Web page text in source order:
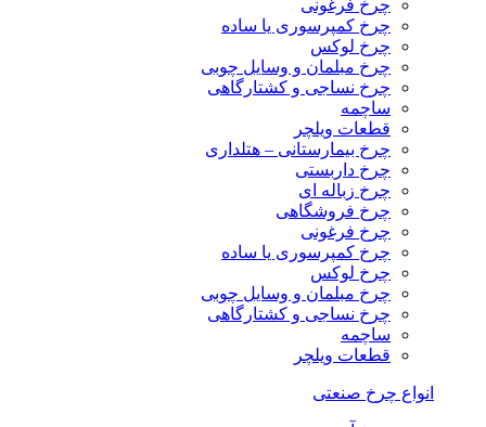
چرخ فرغونی
چرخ کمپرسوری یا ساده
چرخ لوکس
چرخ مبلمان و وسایل چوبی
چرخ نساجی و کشتارگاهی
ساچمه
قطعات ویلچر
چرخ بیمارستانی – هتلداری
چرخ داربستی
چرخ زباله ای
چرخ فروشگاهی
چرخ فرغونی
چرخ کمپرسوری یا ساده
چرخ لوکس
چرخ مبلمان و وسایل چوبی
چرخ نساجی و کشتارگاهی
ساچمه
قطعات ویلچر
انواع چرخ صنعتی